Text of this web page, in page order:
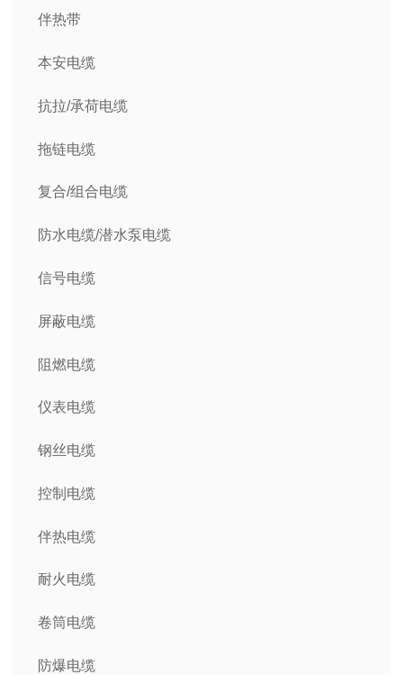
伴热带
本安电缆
抗拉/承荷电缆
拖链电缆
复合/组合电缆
防水电缆/潜水泵电缆
信号电缆
屏蔽电缆
阻燃电缆
仪表电缆
钢丝电缆
控制电缆
伴热电缆
耐火电缆
卷筒电缆
防爆电缆